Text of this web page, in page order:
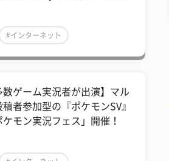
#インターネット
数ゲーム実況者が出演】マル
者参加型の『ポケモンSV』
モン実況フェス」開催！